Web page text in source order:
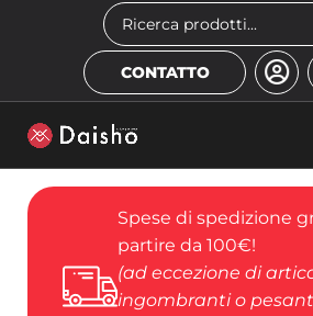
Skip to main content
CONTATTO
Spese di spedizione
partire da 100€!
(ad eccezione di
ingombranti o